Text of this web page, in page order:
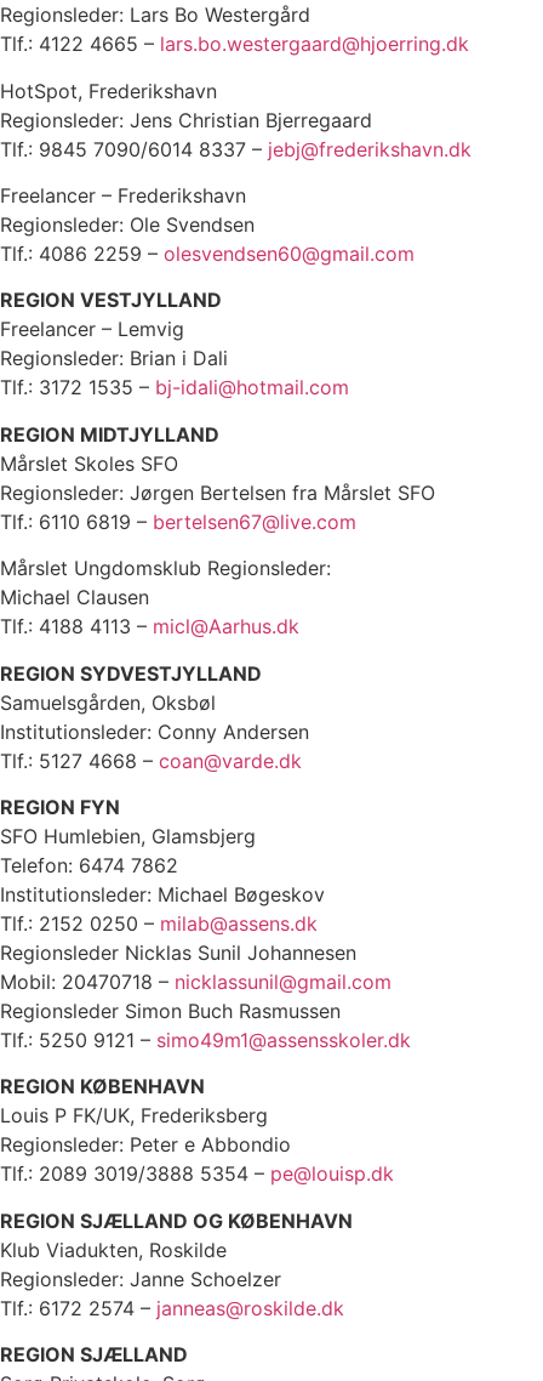
Regionsleder: Lars Bo Westergård
Tlf.: 4122 4665 – lars.bo.westergaard@hjoerring.dk
HotSpot, Frederikshavn
Regionsleder: Jens Christian Bjerregaard
Tlf.: 9845 7090/6014 8337 – jebj@frederikshavn.dk
Freelancer – Frederikshavn
Regionsleder: Ole Svendsen
Tlf.: 4086 2259 – olesvendsen60@gmail.com
REGION VESTJYLLAND
Freelancer – Lemvig
Regionsleder: Brian i Dali
Tlf.: 3172 1535 – bj-idali@hotmail.com
REGION MIDTJYLLAND
Mårslet Skoles SFO
Regionsleder: Jørgen Bertelsen fra Mårslet SFO
Tlf.: 6110 6819 – bertelsen67@live.com
Mårslet Ungdomsklub Regionsleder:
Michael Clausen
Tlf.: 4188 4113 – micl@Aarhus.dk
REGION SYDVESTJYLLAND
Samuelsgården, Oksbøl
Institutionsleder: Conny Andersen
Tlf.: 5127 4668 – coan@varde.dk
REGION FYN
SFO Humlebien, Glamsbjerg
Telefon: 6474 7862
Institutionsleder: Michael Bøgeskov
Tlf.: 2152 0250 – milab@assens.dk
Regionsleder Nicklas Sunil Johannesen
Mobil: 20470718 – nicklassunil@gmail.com
Regionsleder Simon Buch Rasmussen
Tlf.: 5250 9121 – simo49m1@assensskoler.dk
REGION KØBENHAVN
Louis P FK/UK, Frederiksberg
Regionsleder: Peter e Abbondio
Tlf.: 2089 3019/3888 5354 – pe@louisp.dk
REGION SJÆLLAND OG KØBENHAVN
Klub Viadukten, Roskilde
Regionsleder: Janne Schoelzer
Tlf.: 6172 2574 – janneas@roskilde.dk
REGION SJÆLLAND